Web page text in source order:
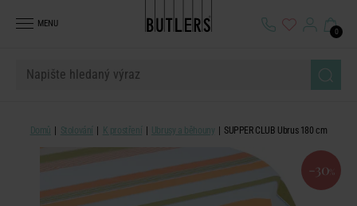
MENU
0
Domů Stolování K prostření Ubrusy a běhouny SUPPER CLUB Ubrus 180 cm
-30 %